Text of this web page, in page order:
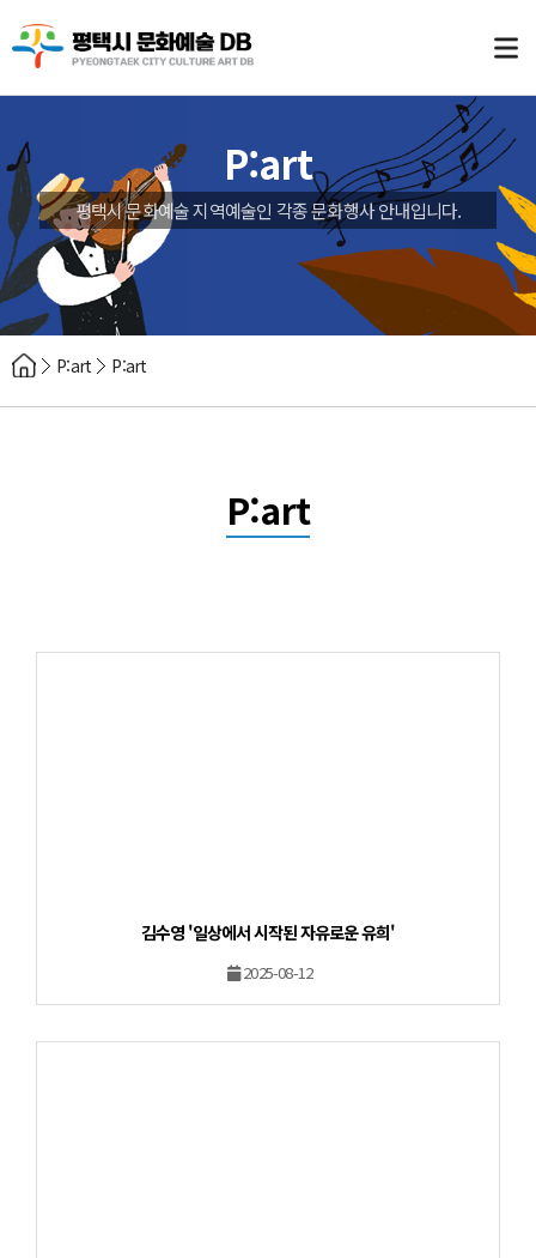
P:art
평택시 문화예술 지역예술인 각종 문화행사 안내입니다.
P:art P:art
P:art
김수영 '일상에서 시작된 자유로운 유희'
2025-08-12